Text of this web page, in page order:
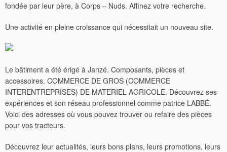
fondée par leur père, à Corps – Nuds. Affinez votre recherche.
Une activité en pleine croissance qui nécessitait un nouveau site.
Le bâtiment a été érigé à Janzé. Composants, pièces et
accessoires. COMMERCE DE GROS (COMMERCE
INTERENTREPRISES) DE MATERIEL AGRICOLE. Découvrez ses
expériences et son réseau professionnel comme patrice LABBÉ.
Voici des adresses où vous pouvez trouver ou refaire des pièces
pour vos tracteurs.
Découvrez leur actualités, leurs bons plans, leurs promotions, leurs